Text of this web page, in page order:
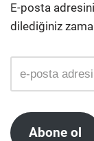
E-posta
dilediğiniz
Abone ol